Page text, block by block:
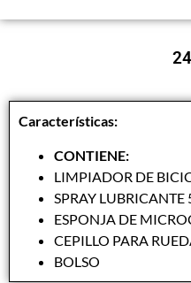
Características:
CONTIENE:
LIMPIADOR DE
SPRAY
ESPONJA DE
CEPILLO PARA
BOLSO